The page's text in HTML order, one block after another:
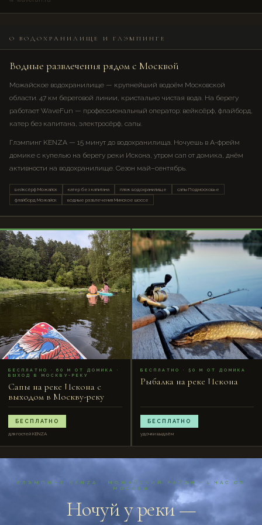
О ВОДОХРАНИЛИЩЕ И ГЛЭМПИНГЕ
Водные развлечения рядом с Москвой
Можайское водохранилище — крупнейший водоём Московской
области. 47 км береговой линии, кристально чистая вода. На берегу
работает WaveFun — профессиональный оператор: вейксёрф, флайборд,
катер без капитана, электросёрф, сапы.
Глэмпинг KENZA — 15 минут до водохранилища. Ночуешь в А-фрейм
домике с купелью на берегу реки Искона, утром сап от домика, днём
активности на водохранилище. Сезон май–сентябрь.
вейксёрф Можайск катер без капитана пляж водохранилище
сапы Подмосковье
флайборд Можайск
водные развлечения Минское шоссе
SAP
БЕСПЛАТНО · 60 М ОТ ДОМИКА ·
ВЫХОД В МОСКВУ-РЕКУ
Сапы на реке Искона с
выходом в Москву-реку
БЕСПЛАТНО
для гостей KENZA
FISH
БЕСПЛАТНО · 50 М ОТ ДОМИКА
Рыбалка на реке Искона
БЕСПЛАТНО
удочки выдаём
ГЛЭМПИНГ KENZA · МОЖАЙСКИЙ РАЙОН · 1 ЧАС ОТ
МОСКВЫ
Ночуй у реки —